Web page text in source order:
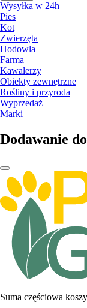
Wysyłka w 24h
Pies
Kot
Zwierzęta
Hodowla
Farma
Kawalerzy
Obiekty zewnętrzne
Rośliny i przyroda
Wyprzedaż
Marki
Dodawanie
Suma częściowa